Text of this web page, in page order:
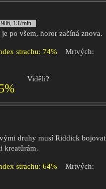
137min
po všem, horor začíná znova.
strachu: 74%
Mrtvých:
Viděli?
druhy musí Riddick bojovat
kreatůrám.
strachu: 64%
Mrtvých: